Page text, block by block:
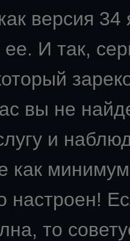
версия
И так,
вы не
и
как
настроен!
то